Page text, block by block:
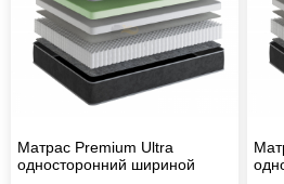
Матрас Premium Ultra
односторонний шириной